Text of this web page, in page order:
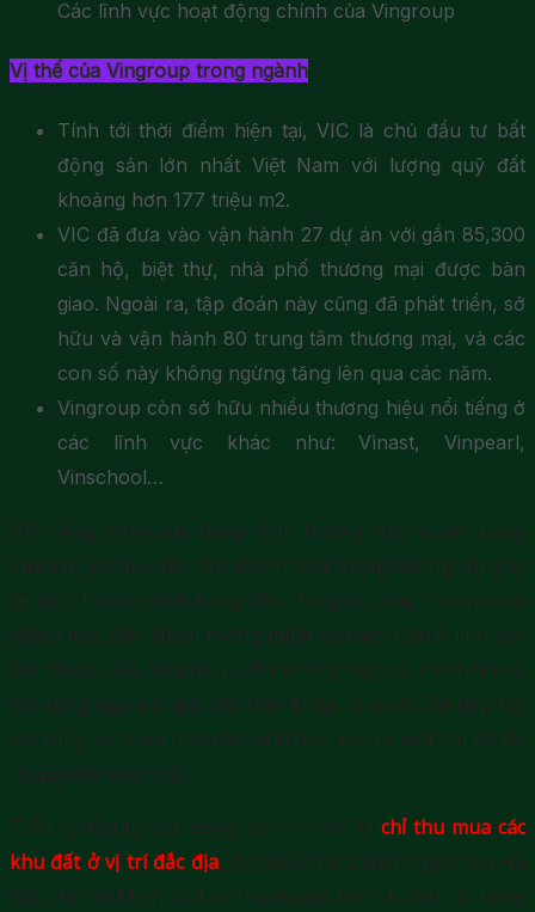
Các lĩnh vực hoạt động chính của Vingroup
Vị thế của Vingroup trong ngành
Tính tới thời điểm hiện tại, VIC là chủ đầu tư bất
động sản lớn nhất Việt Nam với lượng quỹ đất
khoảng hơn 177 triệu m2.
VIC đã đưa vào vận hành 27 dự án với gần 85,300
căn hộ, biệt thự, nhà phố thương mại được bàn
giao. Ngoài ra, tập đoán này cũng đã phát triển, sở
hữu và vận hành 80 trung tâm thương mại, và các
con số này không ngừng tăng lên qua các năm.
Vingroup còn sở hữu nhiều thương hiệu nổi tiếng ở
các lĩnh vực khác như: Vìnast, Vinpearl,
Vinschool…
Hiện nay, Vingroup đang định hướng đẩy mạnh mảng
VinFast, với mục tiêu trở thành một trong những công ty
xe điện thông minh hàng đầu thế giới, cũng như ra mắt
nhiều mỗi điện thoại thông minh Vsmart. Còn ở lĩnh vực
bất động sản, Vingroup vẫn không ngừng tìm kiếm và
mở rộng quy mô quỹ đất trên khắp cả nước, để tiếp tục
mở rộng và hoàn thiện hệ sinh thái, tạo ra một đại đô thị
có quy mô vượt trội.
Triết lý đầu tư bất động sản của VIC là chỉ thu mua các
khu đất ở vị trí đắc địa, độc nhất tại 2 thành phố lớn Hà
Nội, Hồ Chí Minh và 1 số thành phố biển du lịch nổi tiếng